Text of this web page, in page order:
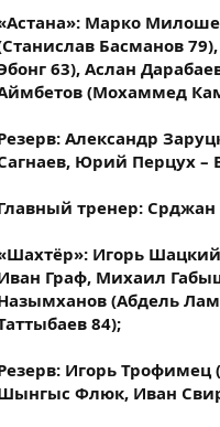
Марко
Басманов
63), Аслан
(Мохаммед
Александр
Юрий Перцух –
тренер: Срджан
Игорь
Граф, Михаил
(Абдель
84);
Игорь
Флюк, Иван